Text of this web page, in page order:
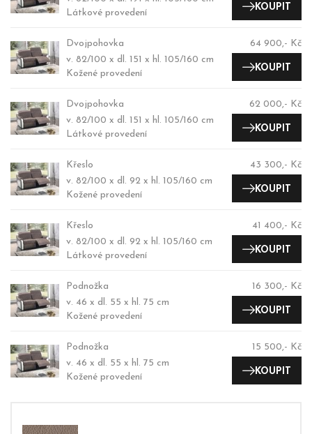
Látkové provedení
KOUPIT
Dvojpohovka
v. 82/100 x dl. 151 x hl. 105/160 cm
Kožené provedení
64 900,- Kč
KOUPIT
Dvojpohovka
v. 82/100 x dl. 151 x hl. 105/160 cm
Látkové provedení
62 000,- Kč
KOUPIT
Křeslo
v. 82/100 x dl. 92 x hl. 105/160 cm
Kožené provedení
43 300,- Kč
KOUPIT
Křeslo
v. 82/100 x dl. 92 x hl. 105/160 cm
Látkové provedení
41 400,- Kč
KOUPIT
Podnožka
v. 46 x dl. 55 x hl. 75 cm
Kožené provedení
16 300,- Kč
KOUPIT
Podnožka
v. 46 x dl. 55 x hl. 75 cm
Kožené provedení
15 500,- Kč
KOUPIT